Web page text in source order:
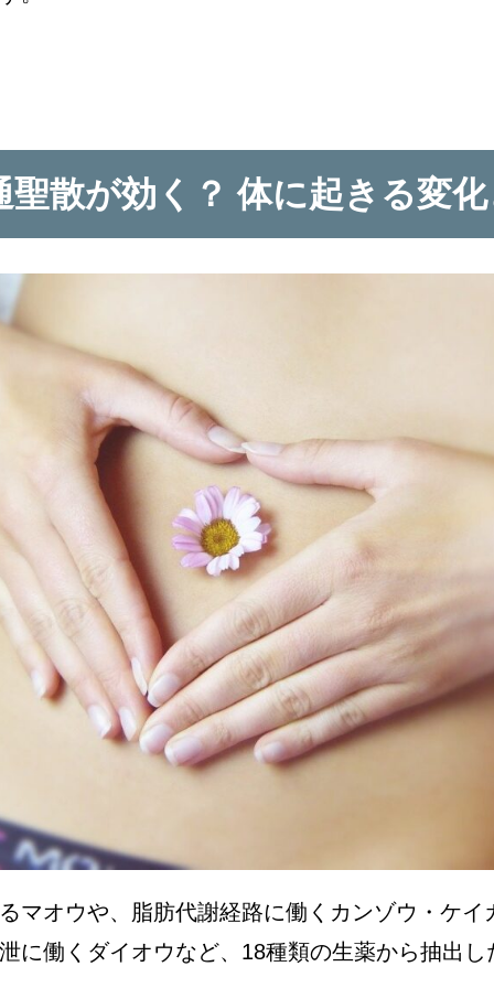
聖散が効く？ 体に起きる変
マオウや、脂肪代謝経路に働くカンゾウ・ケイ
に働くダイオウなど、18種類の生薬から抽出し